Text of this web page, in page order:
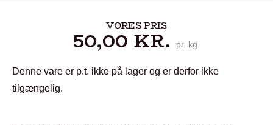
VORES PRIS
50,00 KR. pr. kg.
Denne vare er p.t. ikke på lager og er derfor ikke
tilgængelig.